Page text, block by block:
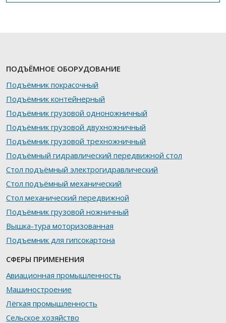
ПОДЪЁМНОЕ ОБОРУДОВАНИЕ
Подъёмник покрасочный
Подъёмник контейнерный
Подъёмник грузовой одноножничный
Подъёмник грузовой двухножничный
Подъёмник грузовой трехножничный
Подъёмный гидравлический передвижной стол
Стол подъёмный электрогидравлический
Стол подъёмный механический
Стол механический передвижной
Подъёмник грузовой ножничный
Вышка-тура моторизованная
Подъемник для гипсокартона
СФЕРЫ ПРИМЕНЕНИЯ
Авиационная промышленность
Машиностроение
Лёгкая промышленность
Сельское хозяйство